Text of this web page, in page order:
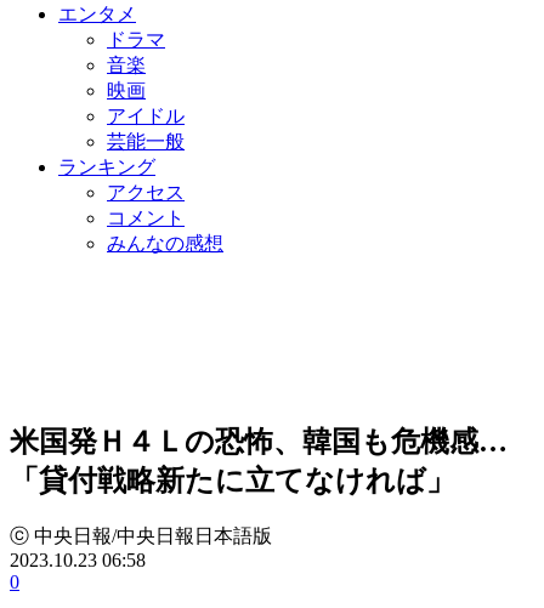
エンタメ
ドラマ
音楽
映画
アイドル
芸能一般
ランキング
アクセス
コメント
みんなの感想
米国発Ｈ４Ｌの恐怖、韓国も危機感…
「貸付戦略新たに立てなければ」
ⓒ 中央日報/中央日報日本語版
2023.10.23 06:58
0